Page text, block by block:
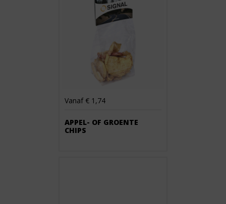
Vanaf € 1,74
APPEL- OF GROENTE
CHIPS